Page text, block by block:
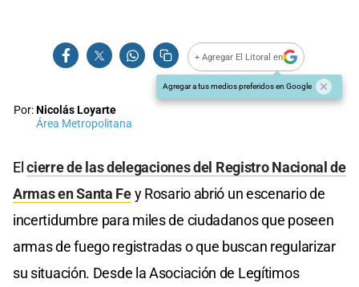
+ Agregar El Litoral en
Agregar a tus medios preferidos en Google
Por:Nicolás Loyarte
Área Metropolitana
Elcierre de las delegaciones del Registro Nacional de
Armas en Santa Fey Rosario abrió un escenario de
incertidumbre para miles de ciudadanos que poseen
armas de fuego registradas o que buscan regularizar
su situación. Desde la Asociación de Legítimos